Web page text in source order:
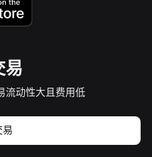
易
流动性大且费用低
易